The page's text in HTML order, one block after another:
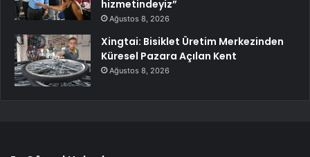
hizmetindeyiz”
Ağustos 8, 2026
Xingtai: Bisiklet Üretim Merkezinden
Küresel Pazara Açılan Kent
Ağustos 8, 2026